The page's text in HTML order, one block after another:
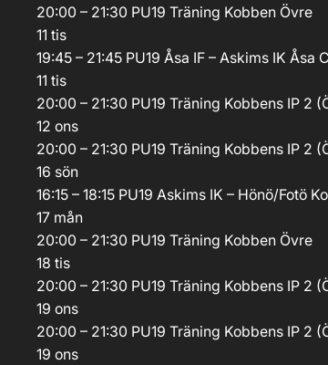
20:00 – 21:30 PU19 Träning Kobben Övre
11 tis
19:45 – 21:45 PU19 Åsa IF – Askims IK Åsa C
11 tis
20:00 – 21:30 PU19 Träning Kobbens IP 2
12 ons
20:00 – 21:30 PU19 Träning Kobbens IP 2
16 sön
16:15 – 18:15 PU19 Askims IK – Hönö/Fotö
17 mån
20:00 – 21:30 PU19 Träning Kobben Övre
18 tis
20:00 – 21:30 PU19 Träning Kobbens IP 2
19 ons
20:00 – 21:30 PU19 Träning Kobbens IP 2
19 ons